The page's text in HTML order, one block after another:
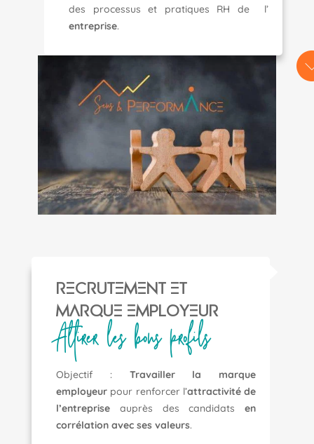
des processus et pratiques RH de l’
entreprise.
RECRUTEMENT ET
MARQUE EMPLOYEUR
Attirer les bons profils
Objectif : Travailler la marque
employeur pour renforcer l’attractivité de
l’entreprise auprès des candidatsen
corrélation avec ses valeurs.